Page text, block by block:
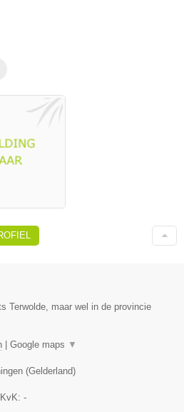
Terwolde, maar wel in de provincie
Google maps ▼
(Gelderland)
, KvK: -